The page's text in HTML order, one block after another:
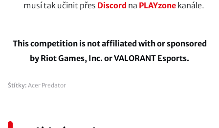
musí tak učinit přes Discord na PLAYzone kanále.
This competition is not affiliated with or sponsored
by Riot Games, Inc. or VALORANT Esports.
Štítky: Acer Predator